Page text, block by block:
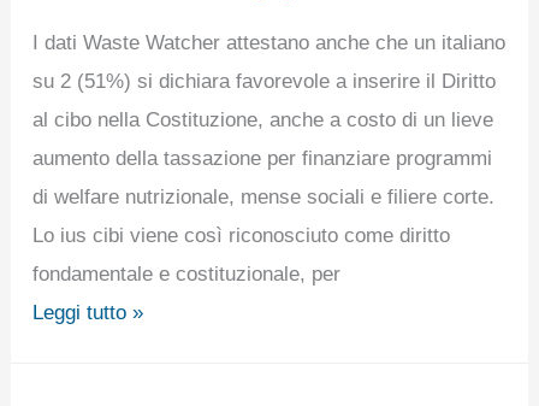
I dati Waste Watcher attestano anche che un italiano
su 2 (51%) si dichiara favorevole a inserire il Diritto
al cibo nella Costituzione, anche a costo di un lieve
aumento della tassazione per finanziare programmi
di welfare nutrizionale, mense sociali e filiere corte.
Lo ius cibi viene così riconosciuto come diritto
fondamentale e costituzionale, per
nella
Leggi tutto »